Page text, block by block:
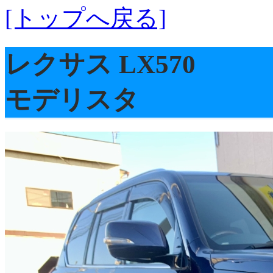
[トップへ戻る]
レクサス LX570
モデリスタ